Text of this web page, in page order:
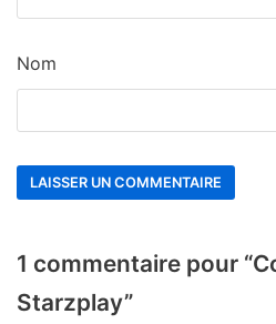
Nom
1 commentaire pour
Starzplay”